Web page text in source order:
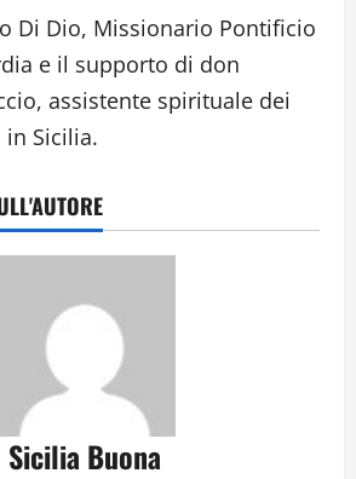
Di Dio, Missionario Pontificio
e il supporto di don
assistente spirituale dei
in Sicilia.
Sicilia Buona